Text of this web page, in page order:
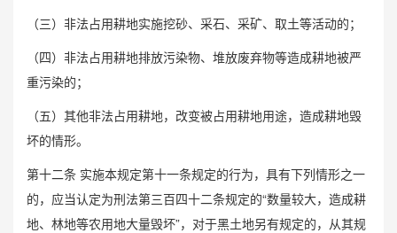
（三）非法占用耕地实施挖砂、采石、采矿、取土等活动的；
（四）非法占用耕地排放污染物、堆放废弃物等造成耕地被严
重污染的；
（五）其他非法占用耕地，改变被占用耕地用途，造成耕地毁
坏的情形。
第十二条 实施本规定第十一条规定的行为，具有下列情形之一
的，应当认定为刑法第三百四十二条规定的“数量较大，造成耕
地、林地等农用地大量毁坏”，对于黑土地另有规定的，从其规